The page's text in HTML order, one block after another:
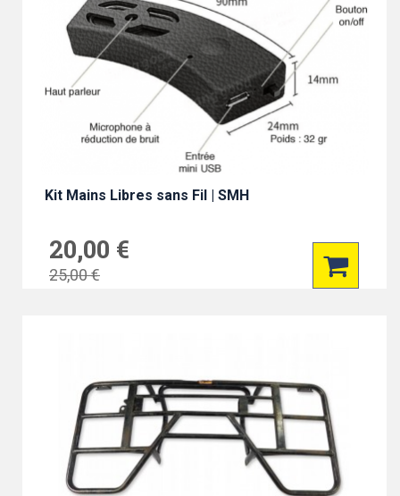
Kit Mains Libres sans Fil | SMH
20,00 €
25,00 €